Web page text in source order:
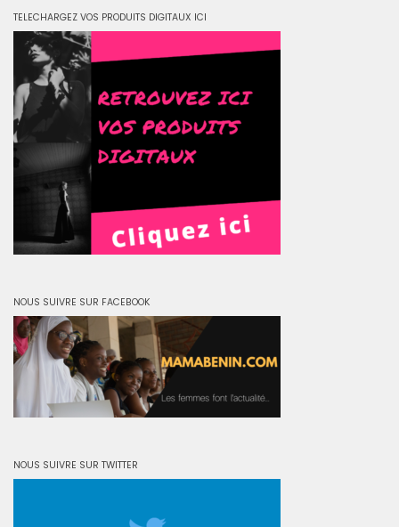
TELECHARGEZ VOS PRODUITS DIGITAUX ICI
NOUS SUIVRE SUR FACEBOOK
NOUS SUIVRE SUR TWITTER